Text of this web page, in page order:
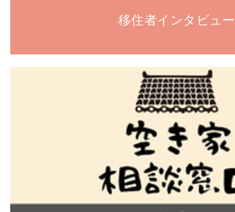
移住者インタビュー